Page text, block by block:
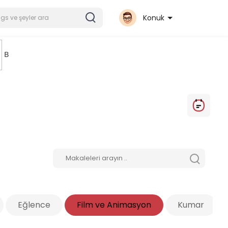
Konuk
B
Eğlence Film ve Animasyon Kumar